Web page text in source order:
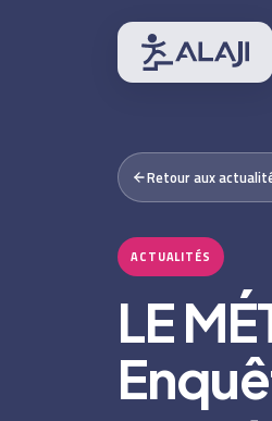
Retour aux
ACTUALITÉS
LE